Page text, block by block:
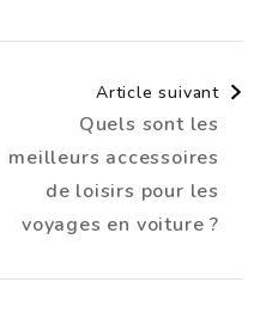
Article suivant
Quels sont les
meilleurs accessoires
de loisirs pour les
voyages en voiture ?